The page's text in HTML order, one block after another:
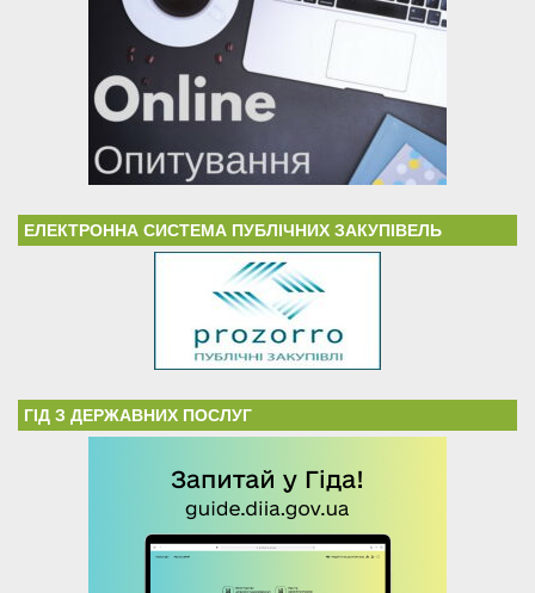
ЕЛЕКТРОННА СИСТЕМА ПУБЛІЧНИХ ЗАКУПІВЕЛЬ
ГІД З ДЕРЖАВНИХ ПОСЛУГ